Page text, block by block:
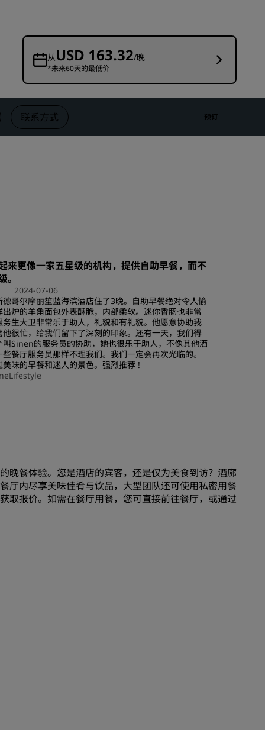
访问我们的博客
丽赏会
了解丽赏会
如何使用积分
从USD 163.32/晚
*未来60天的最低价
联系方式 预订
来更像一家五星级的机构，提供自助早餐，而不
。
2024-07-06
德哥尔摩丽笙蓝海滨酒店住了3晚。自助早餐绝对令人愉
出炉的羊角面包外表酥脆，内部柔软。迷你香肠也非常
务生大卫非常乐于助人，礼貌和有礼貌。他愿意协助我
他很忙，给我们留下了深刻的印象。还有一天，我们得
叫Sinen的服务员的协助，她也很乐于助人，不像其他酒
餐厅服务员那样不理我们。我们一定会再次光临的。
美味的早餐和迷人的景色。强烈推荐 !
晚餐体验。您是酒店的宾客，还是仅为美食到访？酒廊
厅内尽享美味佳肴与饮品，大型团队还可使用私密用餐
获取报价。如需在餐厅用餐，您可直接前往餐厅，或通过